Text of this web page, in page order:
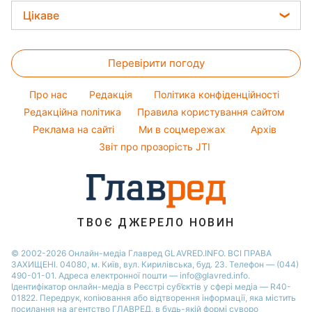
Віталій Козловський
Прогноз погоди
Ціни на продукти
Гарний манікюр
Модні помилки
Поради від Андре Тана
Новини Харкова
Новини Полтави
Новини Сум
Новини Дніпра
Новини Черкаси
Новини Тернополя
Новини Житомира
Цікаве
Тести по картинці
Оптичні ілюзії
Народні прикмети
Усе про шоу-бізнес
Перевірити погоду
Про нас Редакція
Політика конфіденційності
Редакційна політика
Правила користування сайтом
Реклама на сайті
Ми в соцмережах
Архів
Звіт про прозорість JTI
ТВОЄ ДЖЕРЕЛО НОВИН
© 2002-2026 Онлайн-медіа Главред GLAVRED.INFO. ВСІ ПРАВА
ЗАХИЩЕНІ. 04080, м. Київ, вул. Кирилівська, буд. 23. Телефон — (044)
490-01-01. Адреса електронної пошти — info@glavred.info.
Ідентифікатор онлайн-медіа в Реєстрі суб’єктів у сфері медіа — R40-
01822. Передрук, копіювання або відтворення інформації, яка містить
посилання на агентство ГЛАВРЕД, в будь-якій формi суворо